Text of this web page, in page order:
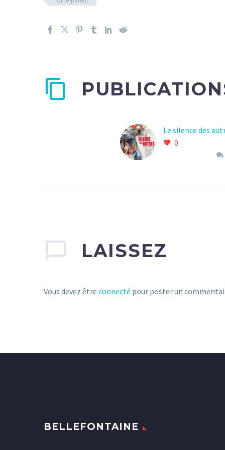
Le silence des
0
LAISSEZ
Vous devez être connecté pour poster un
BELLEFONTAINE